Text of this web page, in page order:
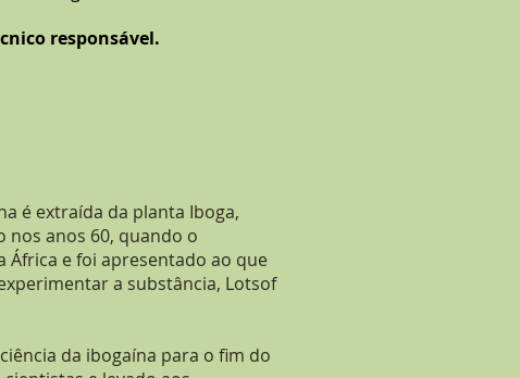
responsável.
é extraída da planta Iboga,
nos anos 60, quando o
África e foi apresentado ao que
a substância, Lotsof
da ibogaína para o fim do